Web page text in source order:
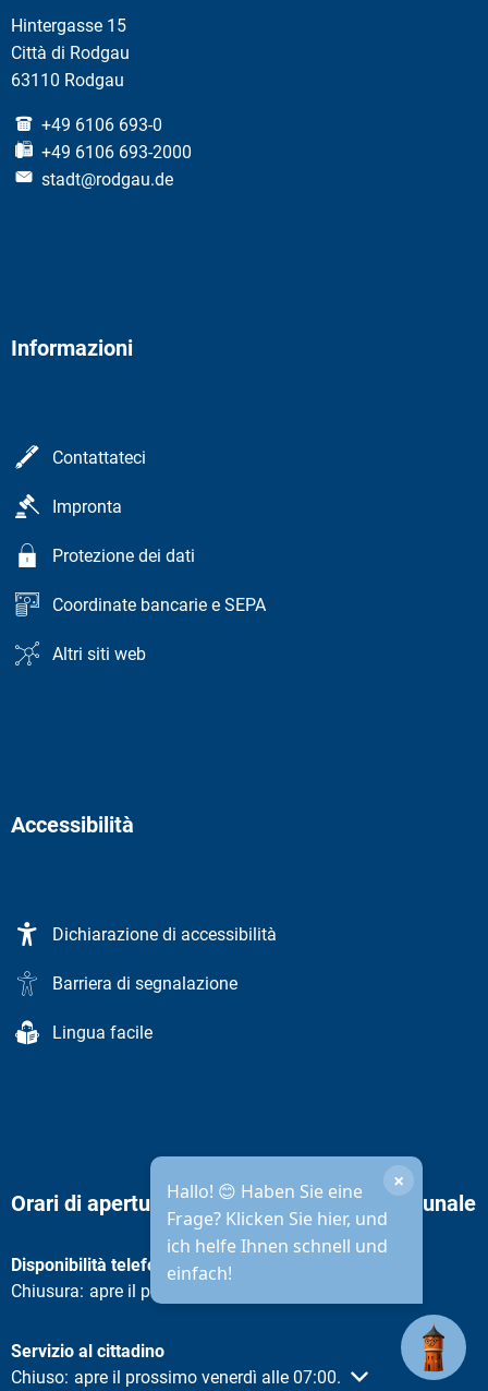
Hintergasse 15
Città di Rodgau
63110 Rodgau
+49 6106 693-0
+49 6106 693-2000
stadt@rodgau.de
Informazioni
Contattateci
Impronta
Protezione dei dati
Coordinate bancarie e SEPA
Altri siti web
Accessibilità
Dichiarazione di accessibilità
Barriera di segnalazione
Lingua facile
Hallo! 😊 Haben Sie eine
Frage? Klicken Sie hier, und
ich helfe Ihnen schnell und
einfach!
×
Orari di apertura dell'amministrazione comunale
Disponibilità telefonica
Fare clic per nascondere altri orari di apertura o chiusura
Chiusura: apre il prossimo venerdì alle 08:30
Servizio al cittadino
Fare clic per nascondere altri orari di apertura o chiusura
Chiuso: apre il prossimo venerdì alle 07:00.